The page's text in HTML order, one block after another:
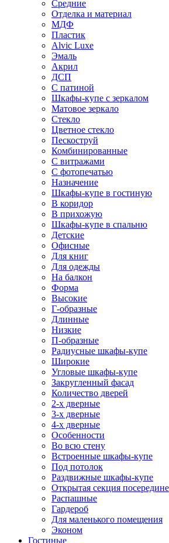
Средние
Отделка и материал
МДФ
Пластик
Alvic Luxe
Эмаль
Акрил
ДСП
С патиной
Шкафы-купе с зеркалом
Матовое зеркало
Стекло
Цветное стекло
Пескоструй
Комбинированные
С витражами
С фотопечатью
Назначение
Шкафы-купе в гостиную
В коридор
В прихожую
Шкафы-купе в спальню
Детские
Офисные
Для книг
Для одежды
На балкон
Форма
Высокие
Г-образные
Длинные
Низкие
П-образные
Радиусные шкафы-купе
Широкие
Угловые шкафы-купе
Закругленный фасад
Количество дверей
2-х дверные
3-х дверные
4-х дверные
Особенности
Во всю стену
Встроенные шкафы-купе
Под потолок
Раздвижные шкафы-купе
Открытая секция посередине
Распашные
Гардероб
Для маленького помещения
Эконом
Гостиные